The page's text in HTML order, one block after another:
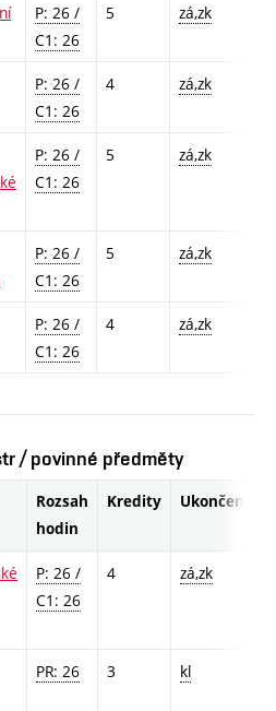
P: 26 /
C1: 26
5 zá,zk
P: 26 /
C1: 26
4 zá,zk
P: 26 /
C1: 26
5 zá,zk
P: 26 /
C1: 26
5 zá,zk
P: 26 /
C1: 26
4 zá,zk
/ povinné předměty
Rozsah
hodin
Kredity Ukončení
P: 26 /
C1: 26
4 zá,zk
PR: 26 3 kl